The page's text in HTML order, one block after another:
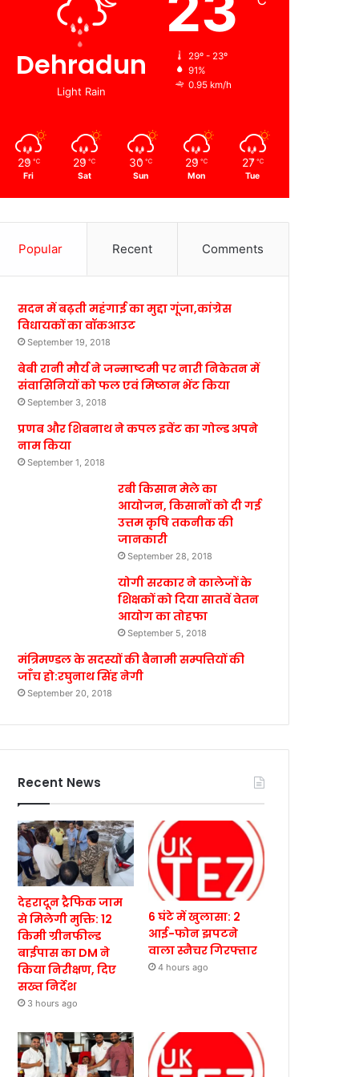
Dehradun
Light Rain
29º - 23º
91%
0.95 km/h
29 ℃
Fri
29 ℃
Sat
30 ℃
Sun
29 ℃
Mon
27 ℃
Tue
Popular Recent Comments
सदन में बढ़ती महंगाई का मुद्दा गूंजा,कांग्रेस
विधायकों का वॉकआउट
September 19, 2018
बेबी रानी मौर्य ने जन्माष्टमी पर नारी निकेतन में
संवासिनियों को फल एवं मिष्ठान भेंट किया
September 3, 2018
प्रणब और शिबनाथ ने कपल इवेंट का गोल्ड अपने
नाम किया
September 1, 2018
रबी किसान मेले का
आयोजन, किसानों को दी गई
उत्तम कृषि तकनीक की
जानकारी
September 28, 2018
योगी सरकार ने कालेजों के
शिक्षकों को दिया सातवें वेतन
आयोग का तोहफा
September 5, 2018
मंत्रिमण्डल के सदस्यों की बैनामी सम्पत्तियों की
जाँच हो:रघुनाथ सिंह नेगी
September 20, 2018
Recent News
देहरादून ट्रैफिक जाम
से मिलेगी मुक्ति: 12
किमी ग्रीनफील्ड
बाईपास का DM ने
किया निरीक्षण, दिए
सख्त निर्देश
3 hours ago
6 घंटे में खुलासा: 2
आई-फोन झपटने
वाला स्नैचर गिरफ्तार
4 hours ago